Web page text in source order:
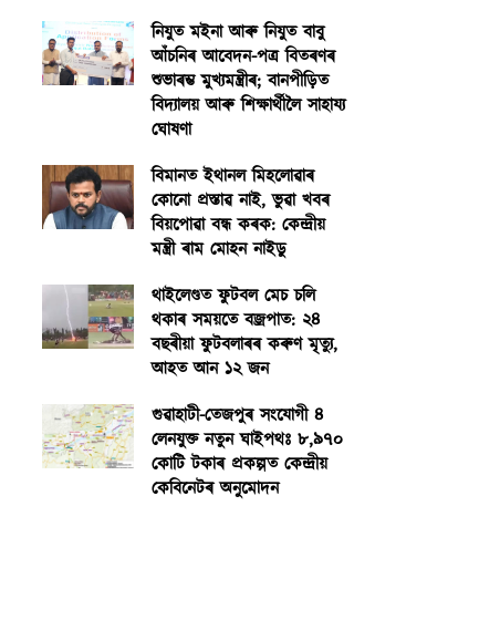
নিযুত মইনা আৰু নিযুত বাবু
আঁচনিৰ আবেদন-পত্ৰ বিতৰণৰ
শুভাৰম্ভ মুখ্যমন্ত্ৰীৰ; বানপীড়িত
বিদ্যালয় আৰু শিক্ষাৰ্থীলৈ সাহায্য
ঘোষণা
বিমানত ইথানল মিহলোৱাৰ
কোনো প্ৰস্তাৱ নাই, ভুৱা খবৰ
বিয়পোৱা বন্ধ কৰক: কেন্দ্ৰীয়
মন্ত্ৰী ৰাম মোহন নাইডু
থাইলেণ্ডত ফুটবল মেচ চলি
থকাৰ সময়তে বজ্ৰপাত: ২৪
বছৰীয়া ফুটবলাৰৰ কৰুণ মৃত্যু,
আহত আন ১২ জন
গুৱাহাটী-তেজপুৰ সংযোগী ৪
লেনযুক্ত নতুন ঘাইপথঃ ৮,৯৭০
কোটি টকাৰ প্ৰকল্পত কেন্দ্ৰীয়
কেবিনেটৰ অনুমোদন